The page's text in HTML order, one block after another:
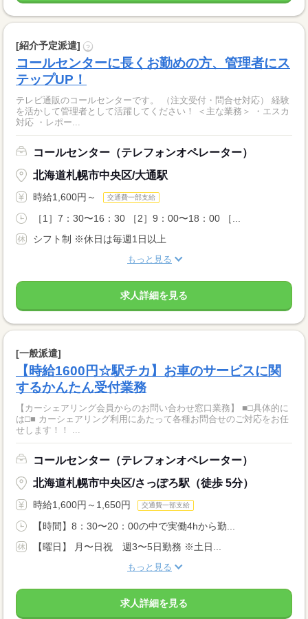
[紹介予定派遣] ?
コールセンターに長くお勤めの方、管理者にス
テップUP！
テレビ通販のコールセンターです。 （注文受付・問合せ対応） 経験
を活かして管理者として活躍してください！ ＜主な業務＞ ・エスカ
対応 ・レポー...
コールセンター（テレフォンオペレーター）
北海道札幌市中央区/大通駅
時給1,600円～ 交通費一部支給
［1］7：30〜16：30 ［2］9：00〜18：00 ［...
シフト制 ※休日は毎週1日以上
もっと見る
求人詳細を見る
[一般派遣]
【時給1600円☆駅チカ】お車のサービスに関
するかんたん受付業務
【カーシェアリング会員からのお問い合わせ窓口業務】 ■□具体的に
は□■ カーシェアリング利用にあたって各種お問合せのご対応をお任
せします！！ ...
コールセンター（テレフォンオペレーター）
北海道札幌市中央区/さっぽろ駅（徒歩 5分）
時給1,600円～1,650円 交通費一部支給
【時間】8：30〜20：00の中で実働4hから勤...
【曜日】 月〜日祝 週3〜5日勤務 ※土日...
もっと見る
求人詳細を見る